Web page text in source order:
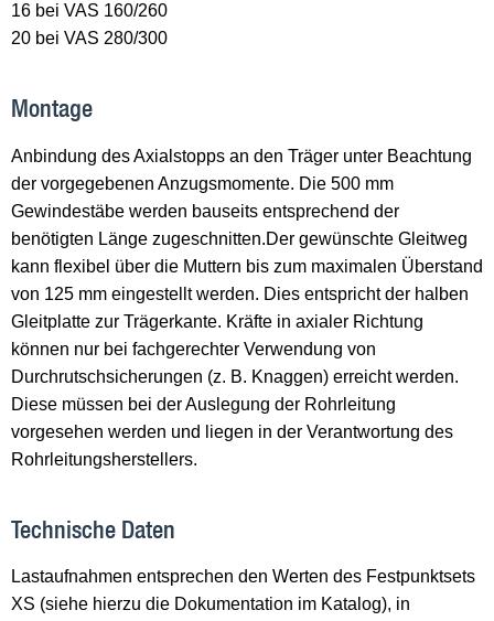
16 bei VAS 160/260
20 bei VAS 280/300
Montage
Anbindung des Axialstopps an den Träger unter Beachtung
der vorgegebenen Anzugsmomente. Die 500 mm
Gewindestäbe werden bauseits entsprechend der
benötigten Länge zugeschnitten.Der gewünschte Gleitweg
kann flexibel über die Muttern bis zum maximalen Überstand
von 125 mm eingestellt werden. Dies entspricht der halben
Gleitplatte zur Trägerkante. Kräfte in axialer Richtung
können nur bei fachgerechter Verwendung von
Durchrutschsicherungen (z. B. Knaggen) erreicht werden.
Diese müssen bei der Auslegung der Rohrleitung
vorgesehen werden und liegen in der Verantwortung des
Rohrleitungsherstellers.
Technische Daten
Lastaufnahmen entsprechen den Werten des Festpunktsets
XS (siehe hierzu die Dokumentation im Katalog), in